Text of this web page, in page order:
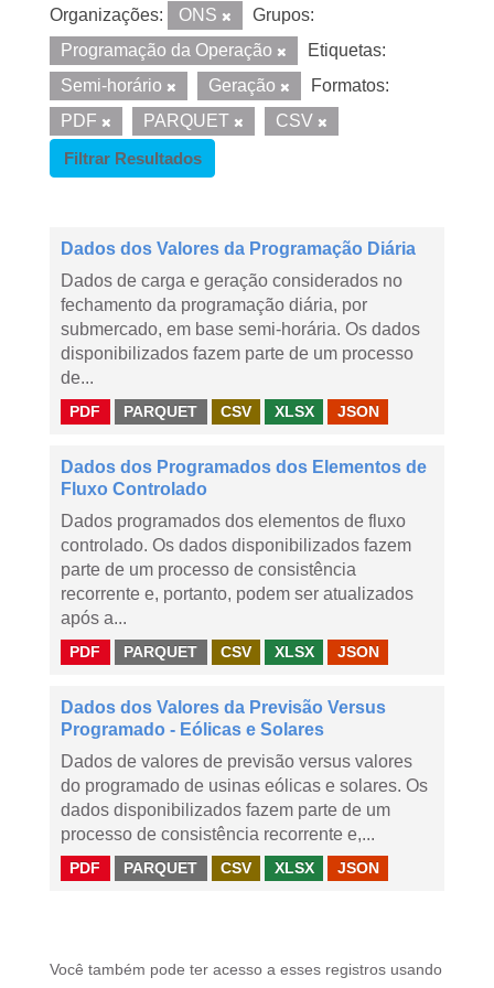
Organizações: ONS
Grupos:
Programação da Operação
Etiquetas:
Semi-horário
Geração
Formatos:
PDF
PARQUET
CSV
Filtrar Resultados
Dados dos Valores da Programação Diária
Dados de carga e geração considerados no
fechamento da programação diária, por
submercado, em base semi-horária. Os dados
disponibilizados fazem parte de um processo
de...
PDF PARQUET CSV XLSX JSON
Dados dos Programados dos Elementos de
Fluxo Controlado
Dados programados dos elementos de fluxo
controlado. Os dados disponibilizados fazem
parte de um processo de consistência
recorrente e, portanto, podem ser atualizados
após a...
PDF PARQUET CSV XLSX JSON
Dados dos Valores da Previsão Versus
Programado - Eólicas e Solares
Dados de valores de previsão versus valores
do programado de usinas eólicas e solares. Os
dados disponibilizados fazem parte de um
processo de consistência recorrente e,...
PDF PARQUET CSV XLSX JSON
Você também pode ter acesso a esses registros usando